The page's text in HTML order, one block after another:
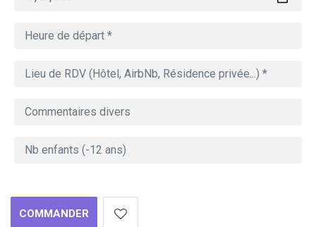
COMMANDER